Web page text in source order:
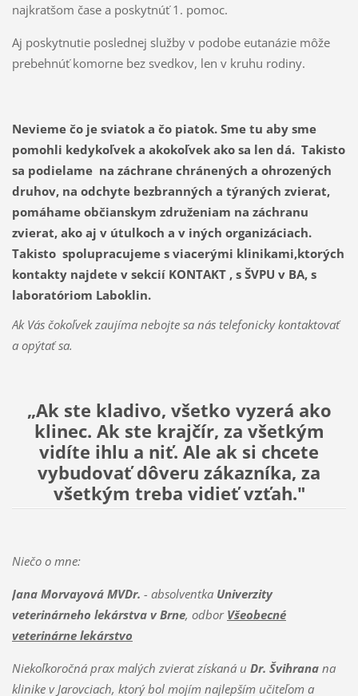
najkratšom čase a poskytnúť 1. pomoc.
Aj poskytnutie poslednej služby v podobe eutanázie môže
prebehnúť komorne bez svedkov, len v kruhu rodiny.
Nevieme čo je sviatok a čo piatok. Smetu aby sme
pomohli kedykoľvek a akokoľvek ako sa len dá. Takisto
sa podielame na záchrane chránených a ohrozených
druhov, na odchyte bezbranných a týraných zvierat,
pomáhame občianskym združeniam na záchranu
zvierat, ako aj v útulkoch a v iných organizáciach.
Takisto spolupracujeme s viacerými klinikami,ktorých
kontakty najdete v sekcií KONTAKT , s ŠVPU v BA, s
laboratóriom Laboklin.
Ak Vás čokoľvek zaujíma nebojte sa nás telefonicky kontaktovať
a opýtať sa.
„Ak ste kladivo, všetko vyzerá ako
klinec. Ak ste krajčír, za všetkým
vidíte ihlu a niť. Ale ak si chcete
vybudovať dôveru zákazníka, za
všetkým treba vidieť vzťah."
Niečo o mne:
Jana Morvayová MVDr. - absolventka Univerzity
veterinárneho lekárstva v Brne, odbor Všeobecné
veterinárne lekárstvo
Niekoľkoročná prax malých zvierat získaná u Dr. Švihranana
klinike v Jarovciach, ktorý bol mojím najlepším učiteľom a